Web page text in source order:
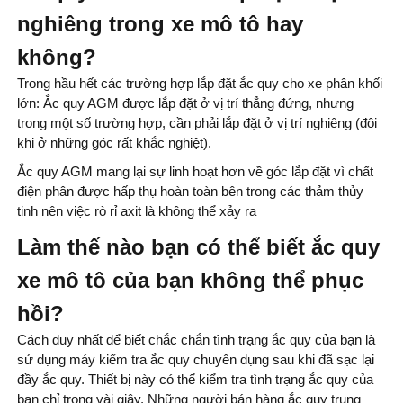
nghiêng trong xe mô tô hay
không?
Trong hầu hết các trường hợp lắp đặt ắc quy cho xe phân khối
lớn: Ắc quy AGM được lắp đặt ở vị trí thẳng đứng, nhưng
trong một số trường hợp, cần phải lắp đặt ở vị trí nghiêng (đôi
khi ở những góc rất khắc nghiệt).
Ắc quy AGM mang lại sự linh hoạt hơn về góc lắp đặt vì chất
điện phân được hấp thụ hoàn toàn bên trong các thảm thủy
tinh nên việc rò rỉ axit là không thể xảy ra
Làm thế nào bạn có thể biết ắc quy
xe mô tô của bạn không thể phục
hồi?
Cách duy nhất để biết chắc chắn tình trạng ắc quy của bạn là
sử dụng máy kiểm tra ắc quy chuyên dụng sau khi đã sạc lại
đầy ắc quy. Thiết bị này có thể kiểm tra tình trạng ắc quy của
bạn chỉ trong vài giây. Những người bán hàng ắc quy trung